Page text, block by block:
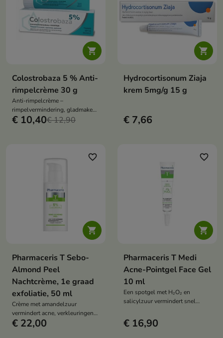

Colostrobaza 5 % Anti-
rimpelcrème 30 g
Anti-rimpelcrème –
rimpelvermindering, gladmaken,
verstevigen en regeneratie van
€ 10,40€ 12,90

Hydrocortisonum Ziaja
krem 5mg/g 15 g
€ 7,66

favorite_border
Pharmaceris T Sebo-
Almond Peel
Nachtcrème, 1e graad
exfoliatie, 50 ml
Crème met amandelzuur
vermindert acne, verkleuringen
en mee-eters, maakt de huid
€ 22,00

favorite_border
Pharmaceris T Medi
Acne-Pointgel Face Gel
10 ml
Een spotgel met H₂O₂ en
salicylzuur vermindert snel
en voorkomt de vorming van
nieuwe acneletsels.
€ 16,90